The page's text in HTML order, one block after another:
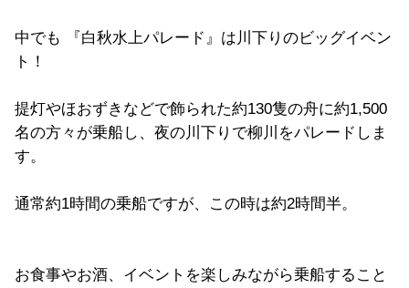
中でも 『白秋水上パレード』は川下りのビッグイベン
ト！
提灯やほおずきなどで飾られた約130隻の舟に約1,500
名の方々が乗船し、夜の川下りで柳川をパレードしま
す。
通常約1時間の乗船ですが、この時は約2時間半。
お食事やお酒、イベントを楽しみながら乗船すること